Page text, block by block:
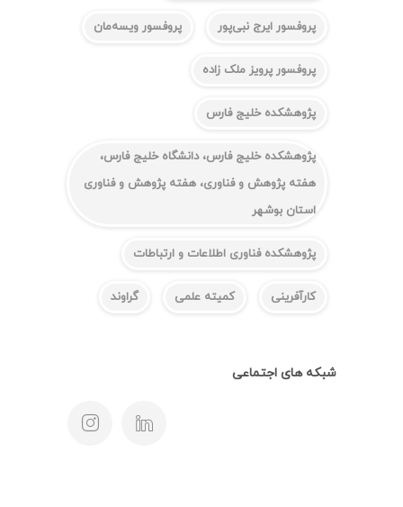
پروفسور ایرج نبی‌پور پروفسور ویسه‌مان
پروفسور پرویز ملک زاده
پژوهشکده خلیج فارس
پژوهشکده خلیج فارس، دانشگاه خلیج فارس،
هفته پژوهش و فناوری، هفته پژوهش و فناوری
استان بوشهر
پژوهشکده فناوری اطلاعات و ارتباطات
کارآفرینی کمیته علمی گراوند
شبکه های اجتماعی